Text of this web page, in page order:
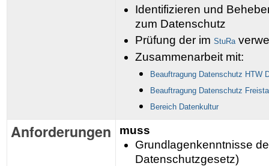
Identifizieren und
zum Datenschutz
Prüfung der im StuRa
Zusammenarbeit mit:
Beauftragung Datenschutz HTW
Beauftragung Datenschutz
Bereich Datenkultur
Anforderungen
muss
Grundlagenkenntnisse
Datenschutzgesetz)